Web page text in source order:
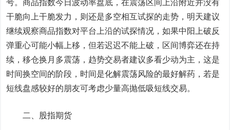
号。商品指数今日波动率盘底，在震荡区间上沿附近并没有
干脆向上干脆发力，则还是多空相互试探的走势，明天建议
继续观察商品指数对平台上沿的试探情况，如果中阳上破反
弹重心可能小幅上移，但若迟迟不能上破，区间博弈还在持
续，移仓换月多震荡，趋势交易者建议多看少动为主，这是
时间换空间的阶段，时间是化解震荡风险的最好解药，若是
短线盘感较好的朋友可考虑少量高抛低吸短线交易。
二、股指期货